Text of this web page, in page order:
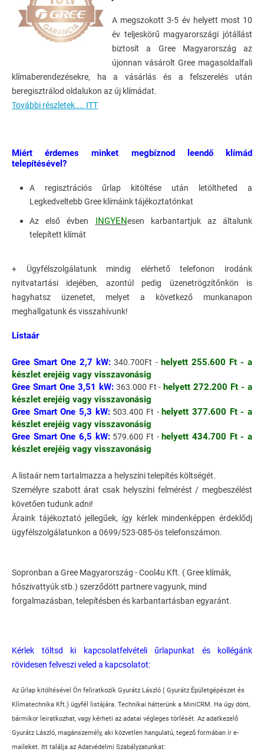
A megszokott 3-5 év helyett most 10
év teljeskörű magyarországi jótállást
biztosít a Gree Magyarország az
újonnan vásárolt Gree magasoldalfali
klímaberendezésekre, ha a vásárlás és a felszerelés után
beregisztrálod oldalukon az új klímádat.
További részletek.... ITT
Miért érdemes minket megbíznod leendő klímád
telepítésével?
A regisztrációs űrlap kitöltése után letöltheted a
Legkedveltebb Gree klímáink tájékoztatónkat
Az első évben INGYENesen karbantartjuk az általunk
telepített klímát
+ Ügyfélszolgálatunk mindig elérhető telefonon irodánk
nyitvatartási idejében, azontúl pedig üzenetrögzítőnkön is
hagyhatsz üzenetet, melyet a következő munkanapon
meghallgatunk és visszahívunk!
Listaár
Gree Smart One 2,7 kW: 340.700Ft - helyett 255.600 Ft - a
készlet erejéig vagy visszavonásig
Gree Smart One 3,51 kW:363.000 Ft - helyett 272.200 Ft - a
készlet erejéig vagy visszavonásig
Gree Smart One 5,3 kW:503.400 Ft - helyett 377.600 Ft - a
készlet erejéig vagy visszavonásig
Gree Smart One 6,5 kW:579.600 Ft - helyett 434.700 Ft - a
készlet erejéig vagy visszavonásig
A listaár nem tartalmazza a helyszíni telepítés költségét.
Személyre szabott árat csak helyszíni felmérést / megbeszélést
követően tudunk adni!
Áraink tájékoztató jellegűek, így kérlek mindenképpen érdeklődj
ügyfélszolgálatunkon a 0699/523-085-ös telefonszámon.
Sopronban a Gree Magyarország - Cool4u Kft. ( Gree klímák,
hőszivattyúk stb.) szerződött partnere vagyunk, mind
forgalmazásban, telepítésben és karbantartásban egyaránt.
Kérlek töltsd ki kapcsolatfelvételi űrlapunkat és kollégánk
rövidesen felveszi veled a kapcsolatot:
Az űrlap kitöltésével Ön feliratkozik Gyurátz László ( Gyurátz Épületgépészet és
Klímatechnika Kft.) ügyfél listájára. Technikai hátterünk a MiniCRM. Ha úgy dönt,
bármikor leiratkozhat, vagy kérheti az adatai végleges törlését. Az adatkezelő
Gyurátz László, magánszemély, aki közvetlen hangulatú, tegező formában ír e-
maileket. Itt találja az Adatvédelmi Szabályzatunkat: